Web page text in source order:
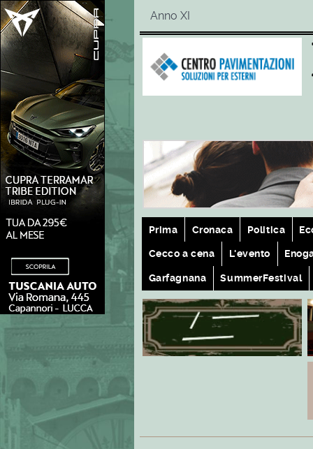
Anno XI
Prima Cronaca Politica
Cecco a cena L'evento
Garfagnana SummerFestival